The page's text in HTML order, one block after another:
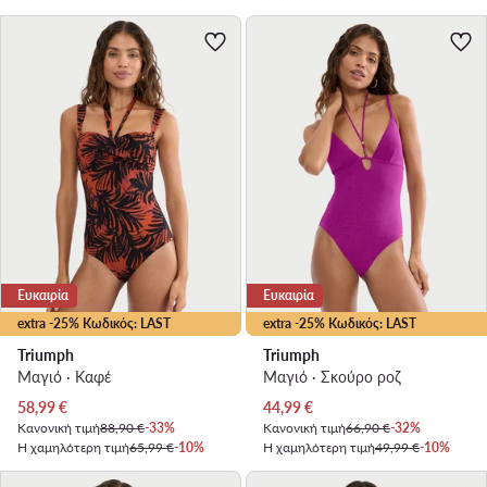
extra -25% Κωδικός: LAST
Ευκαιρία
Triumph
Μαγιό · Καφέ
Τρέχουσα τιμή
58,99€
Κανονική τιμή88,90 €-33%
Η χαμηλότερη τιμή65,99 €-10%
extra -25% Κωδικός: LAST
Ευκαιρία
Triumph
Μαγιό · Σκούρο ροζ
Τρέχουσα τιμή
44,99€
Κανονική τιμή66,90 €-32%
Η χαμηλότερη τιμή49,99 €-10%